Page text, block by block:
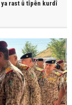
ya rast û tîpên kurdî